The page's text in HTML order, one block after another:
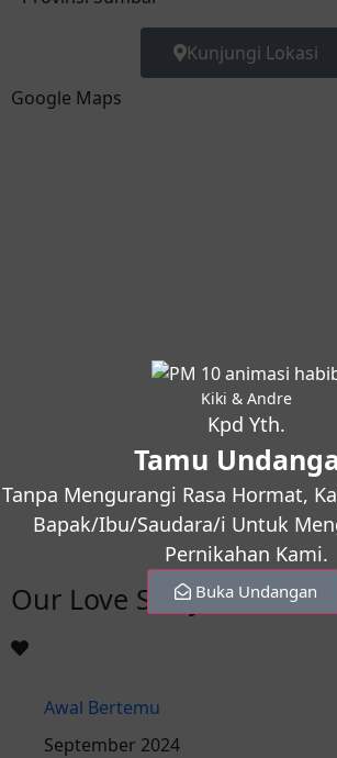
Kiki & Andre
Kpd Yth.
Tamu
Tanpa Mengurangi Rasa Hormat,
Bapak/Ibu/Saudara/i Untuk
Pernikahan Kami.
Buka Undangan
Kunjungi Lokasi
Google Maps
Our Love Story
Awal Bertemu
September 2024